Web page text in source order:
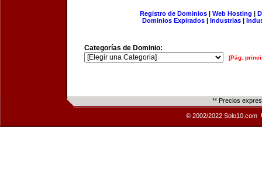
Registro de Dominios| Web Hosting |
Dominios Expirados | Industrias |
Categorías de Dominio:
[Pág.
** Precios
© 2002/2022 Solo10.com